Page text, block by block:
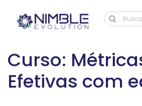
Curso:
Efetivas com